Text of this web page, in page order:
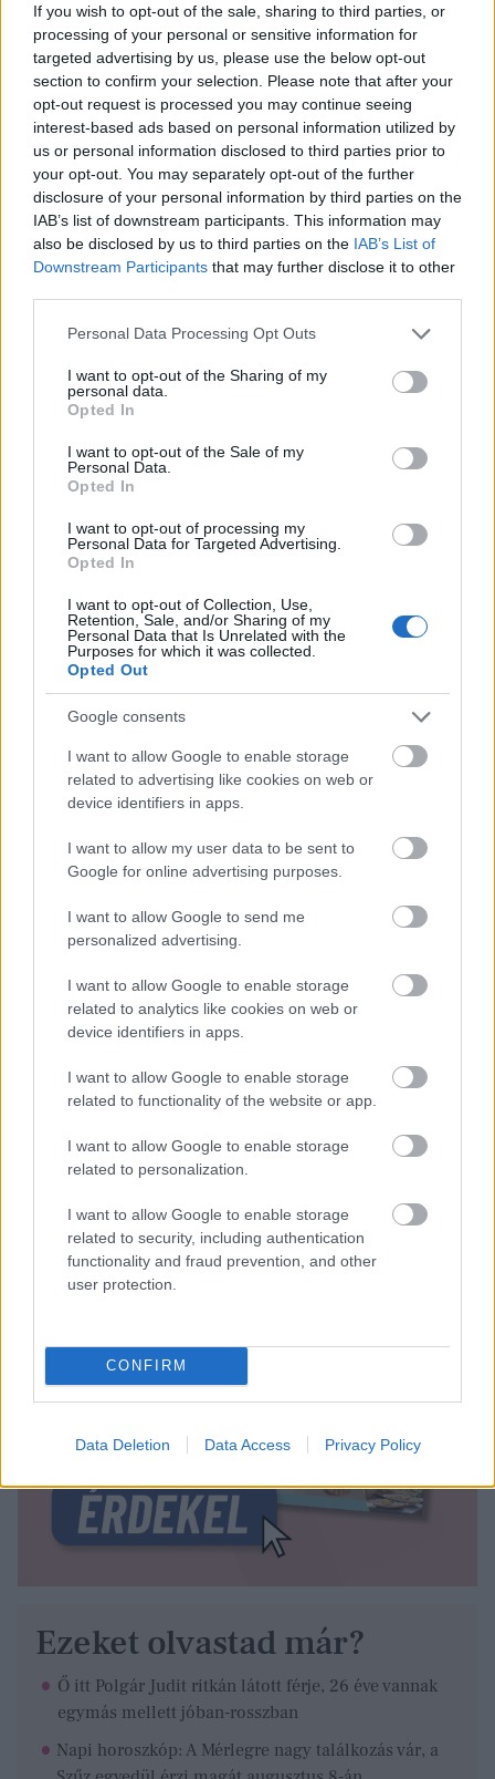
If you wish to opt-out of the sale, sharing to third parties, or
processing of your personal or sensitive information for
targeted advertising by us, please use the below opt-out
section to confirm your selection. Please note that after your
opt-out request is processed you may continue seeing
interest-based ads based on personal information utilized by
us or personal information disclosed to third parties prior to
your opt-out. You may separately opt-out of the further
disclosure of your personal information by third parties on the
IAB’s list of downstream participants. This information may
also be disclosed by us to third parties on the IAB’s List of
Downstream Participants that may further disclose it to other
Please note that this website/app uses one or more Google
not limited to your visit or usage behaviour. You may click to
grant or deny consent to Google and its third-party tags to
use your data for below specified purposes in below Google
consent section.
Personal Data Processing Opt Outs
I want to opt-out of the Sharing of my
personal data.
Opted In
I want to opt-out of the Sale of my
Personal Data.
Opted In
I want to opt-out of processing my
Personal Data for Targeted Advertising.
Opted In
I want to opt-out of Collection, Use,
Retention, Sale, and/or Sharing of my
Personal Data that Is Unrelated with the
Purposes for which it was collected.
Opted Out
Google consents
I want to allow Google to enable storage
related to advertising like cookies on web or
device identifiers in apps.
I want to allow my user data to be sent to
Google for online advertising purposes.
I want to allow Google to send me
personalized advertising.
I want to allow Google to enable storage
related to analytics like cookies on web or
device identifiers in apps.
I want to allow Google to enable storage
related to functionality of the website or app.
I want to allow Google to enable storage
related to personalization.
I want to allow Google to enable storage
related to security, including authentication
functionality and fraud prevention, and other
user protection.
CONFIRM
Data Deletion Data Access Privacy Policy
sem töpreng ezen, s ha nem tudtok szabadulni
egymástól, feleségül is mész hozzá.
Nyilas (11. 23-12. 21.)Előnyös fejlemények
várhatók anyagi téren, sikerre számíthatsz a
szakmádban, de olyan barátot akarsz, aki nem
akadékoskodik veled a munkád miatt.
Válassz egy Tarot kártyát a három
vár rád siker
Bak (12. 22-01. 20.)
és szerelmi kapcsolatoddal haladsz a hatalom
megszerzése felé, befolyásos ismerőseid is
hozzájárulhatnak céljaid eléréséhez.
Vízöntő (01. 21-02. 19.)Gyümölcsöző szakmai,
üzleti kapcsolatot építhetsz ki, de a főnököd vagy
üzletfeled nem hülye, pontosan tudja, mikor
Halak (02. 20-03. 20.)Szerelmi, üzleti kapcsolatban
meghozatalára, társulásra, a kapcsolat új szintre
emelésére, de légy jobb riválisaidnál.
Ezeket olvastad már?
Ő itt Polgár Judit ritkán látott férje, 26 éve vannak
egymás mellett jóban-rosszban
Napi horoszkóp: A Mérlegre nagy találkozás vár, a